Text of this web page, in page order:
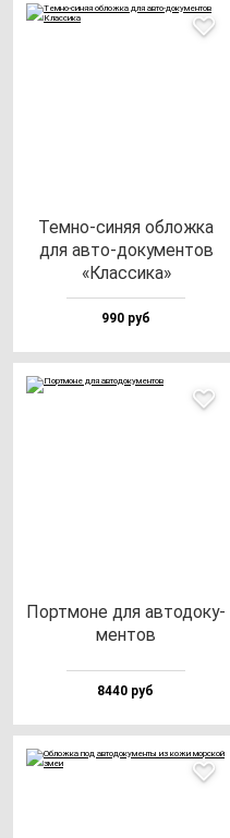
Тем­но-си­няя об­лож­ка
для ав­то-до­ку­мен­тов
«Клас­си­ка»
990 руб
Пор­тмо­не для ав­то­до­ку­
мен­тов
8440 руб